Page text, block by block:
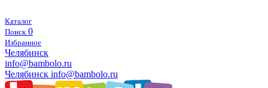
Каталог
Поиск 0
Избранное
Челябинск
info@bambolo.ru
Челябинск info@bambolo.ru